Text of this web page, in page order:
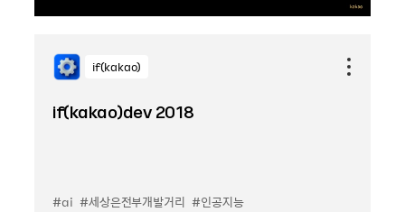
if(kakao)
if(kakao)dev 2018
#ai #세상은전부개발거리 #인공지능